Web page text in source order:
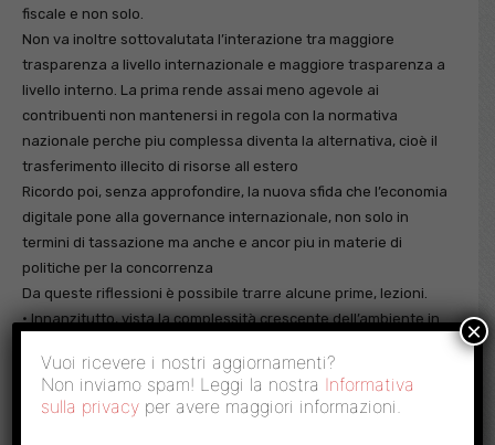
fiscale e non solo.
Non va inoltre sottovalutata l’interazione tra maggiore
trasparenza a livello internazionale e maggiore trasparenza a
livello interno. La prima rende assai meno agevole ai
contribuenti non mantenersi in regola con la normativa
nazionale perche piu complessa diventa la alternativa, cioè il
trasferimento illecito di risorse all estero
Ricordo poi, senza approfondire, la nuova sfida che l’economia
digitale pone alla governance internazionale, non solo in
termini di tassazione ma anche e ancor piu in materie di
politiche per la concorrenza
Da queste riflessioni è possibile trarre alcune prime, lezioni.
• Innanzitutto, vista la complessità crescente dell’ambiente in
necessario: i) un approccio sistemico e multidimensionale.
Aspetti strutturali e macroeconomici devono essere
considerati assieme per individuare le sinergie possibili.
Vuoi ricevere i nostri aggiornamenti?
Non inviamo spam! Leggi la nostra Informativa
sulla privacy per avere maggiori informazioni.
×